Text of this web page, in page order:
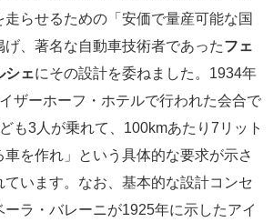
走らせるための「安価で量産可能な国
げ、著名な自動車技術者であったフェ
シェにその設計を委ねました。1934年
ザーホーフ・ホテルで行われた会合で
も3人が乗れて、100kmあたり7リット
車を作れ」という具体的な要求が示さ
ています。なお、基本的な設計コンセ
ーラ・バレーニが1925年に示したアイ